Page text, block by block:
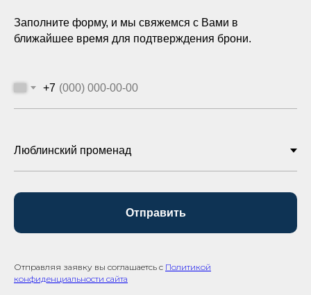
Заполните форму, и мы свяжемся с Вами в
ближайшее время для подтверждения брони.
+7
Отправить
Отправляя заявку вы соглашаетсь с Политикой
конфиденциальности сайта